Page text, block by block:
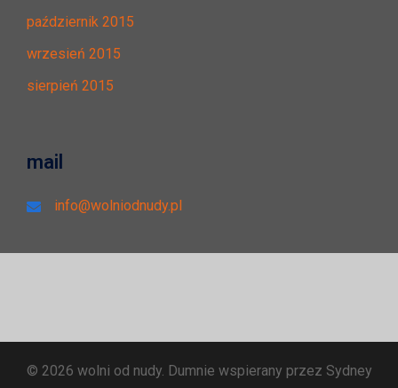
październik 2015
wrzesień 2015
sierpień 2015
mail
info@wolniodnudy.pl
© 2026 wolni od nudy. Dumnie wspierany przez Sydney